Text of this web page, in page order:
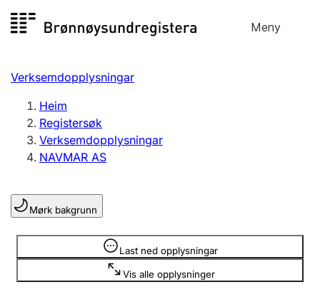
til
Meny
Registersøk
Aksjeselskap
Enkeltpersonføretak
Registrere, endre, slette
Lag og foreining
Registrere, endre, slette
Verksemdopplysningar
Heim
Registersøk
Verksemdopplysningar
NAVMAR AS
Mørk bakgrunn
Last ned opplysningar
Vis alle opplysninger
Opplysninger er skjult